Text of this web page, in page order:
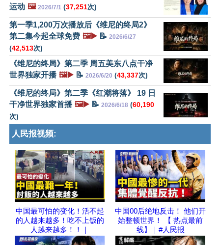
运动 🖼️ 2026/7/1 (37,251次)
第一季1,200万次播放后《维尼的终局2》
第二集今起全球免费 🖼️▶️ 📝 2026/6/27
(42,513次)
《维尼的终局》第二季 周五美东八点干净
世界独家开播 🖼️▶️ 📝 2026/6/20 (43,337次)
《维尼的终局》第二季《红潮将落》 19 日
干净世界独家首播 🖼️▶️ 📝 2026/6/18 (60,190
次)
人民报视频:
中国最可怕的变化！活不起
的人越来越多！吃不上饭的
人越来越多！！｜
中国00后绝地反击！ 他们开
始整顿世界！ 【 热点最前
线】｜#人民报